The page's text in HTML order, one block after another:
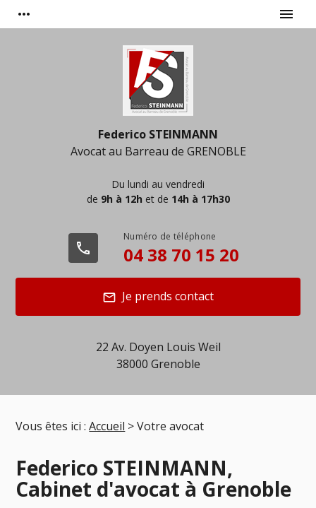
more_horiz menu
22 Av. Doyen Louis Weil
38000 Grenoble
Federico STEINMANN
Avocat au Barreau de GRENOBLE
Du lundi au vendredi
de 9h à 12h et de 14h à 17h30
phone 04 38 70 15 20
mail Je prends contact
Vous êtes ici : Accueil > Votre avocat
Federico STEINMANN,
Cabinet d'avocat à Grenoble